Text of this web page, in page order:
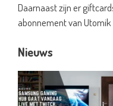
Daarnaast zijn er
abonnement van
Nieuws